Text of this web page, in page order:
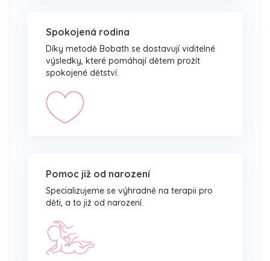
Spokojená rodina
Díky metodě Bobath se dostavují viditelné
výsledky, které pomáhají dětem prožít
spokojené dětství.
Pomoc již od narození
Specializujeme se výhradně na terapii pro
děti, a to již od narození.